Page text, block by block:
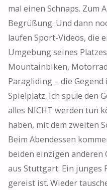
mal einen Schnaps. Zum
Begrüßung. Und dann
laufen Sport-Videos, die
Umgebung seines
Mountainbiken,
Paragliding – die
Spielplatz. Ich spüle den
alles NICHT werden tun
haben, mit dem zweiten
Beim Abendessen
beiden einzigen anderen
aus Stuttgart. Ein junges
gereist ist. Wieder